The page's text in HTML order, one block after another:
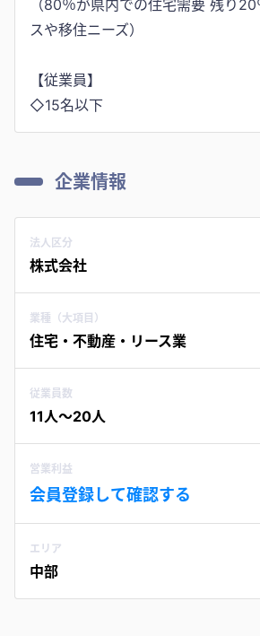
（80％が県内での住宅需要 残り
スや移住ニーズ）
【従業員】
◇15名以下
企業情報
法人区分
株式会社
業種（大項目）
住宅・不動産・リース業
従業員数
11人〜20人
営業利益
会員登録して確認する
エリア
中部